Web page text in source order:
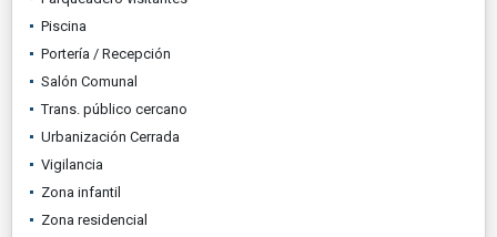
Piscina
Portería / Recepción
Salón Comunal
Trans. público cercano
Urbanización Cerrada
Vigilancia
Zona infantil
Zona residencial